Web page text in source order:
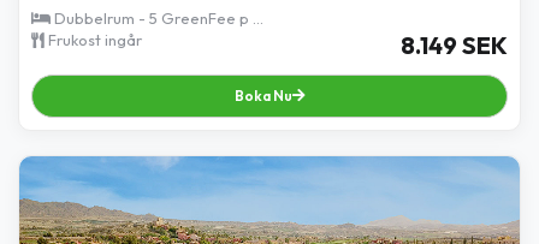
Dubbelrum - 5 GreenFee p ...
Frukost ingår
8.149 SEK
Boka Nu